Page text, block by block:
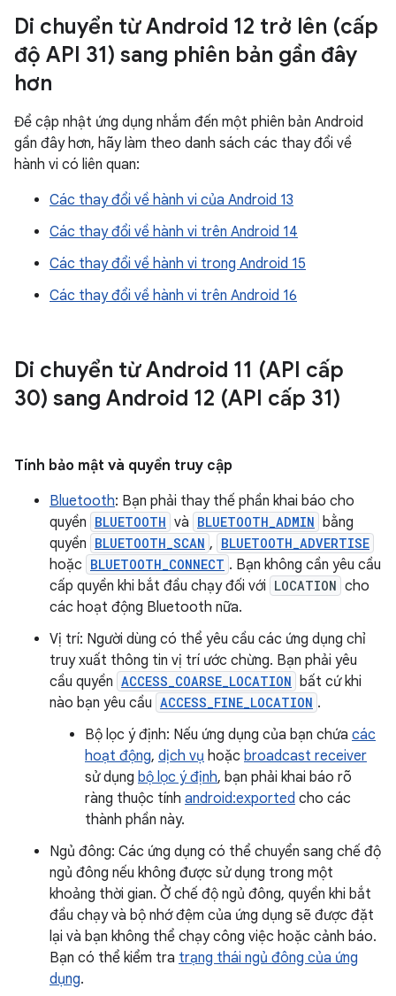
Di chuyển từ Android 12 trở lên (cấp
độ API 31) sang phiên bản gần đây
hơn
Để cập nhật ứng dụng nhắm đến một phiên bản Android
gần đây hơn, hãy làm theo danh sách các thay đổi về
hành vi có liên quan:
Các thay đổi về hành vi của Android 13
Các thay đổi về hành vi trên Android 14
Các thay đổi về hành vi trong Android 15
Các thay đổi về hành vi trên Android 16
Di chuyển từ Android 11 (API cấp
30) sang Android 12 (API cấp 31)
Tính bảo mật và quyền truy cập
Bluetooth: Bạn phải thay thế phần khai báo cho
quyền BLUETOOTH và BLUETOOTH_ADMIN bằng
quyền BLUETOOTH_SCAN , BLUETOOTH_ADVERTISE
hoặc BLUETOOTH_CONNECT . Bạn không cần yêu cầu
cấp quyền khi bắt đầu chạy đối với LOCATION cho
các hoạt động Bluetooth nữa.
Vị trí: Người dùng có thể yêu cầu các ứng dụng chỉ
truy xuất thông tin vị trí ước chừng. Bạn phải yêu
cầu quyền ACCESS_COARSE_LOCATION bất cứ khi
nào bạn yêu cầu ACCESS_FINE_LOCATION .
Bộ lọc ý định: Nếu ứng dụng của bạn chứa các
hoạt động, dịch vụ hoặc broadcast receiver
sử dụng bộ lọc ý định, bạn phải khai báo rõ
ràng thuộc tính android:exported cho các
thành phần này.
Ngủ đông: Các ứng dụng có thể chuyển sang chế độ
ngủ đông nếu không được sử dụng trong một
khoảng thời gian. Ở chế độ ngủ đông, quyền khi bắt
đầu chạy và bộ nhớ đệm của ứng dụng sẽ được đặt
lại và bạn không thể chạy công việc hoặc cảnh báo.
Bạn có thể kiểm tra trạng thái ngủ đông của ứng
dụng.